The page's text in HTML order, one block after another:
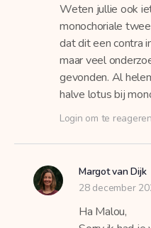
Weten jullie ook
monochoriale
dat dit een contra
maar veel
gevonden. Al
halve lotus bij
Login om te reageren
Margot van Dijk
28 december
Ha Malou,